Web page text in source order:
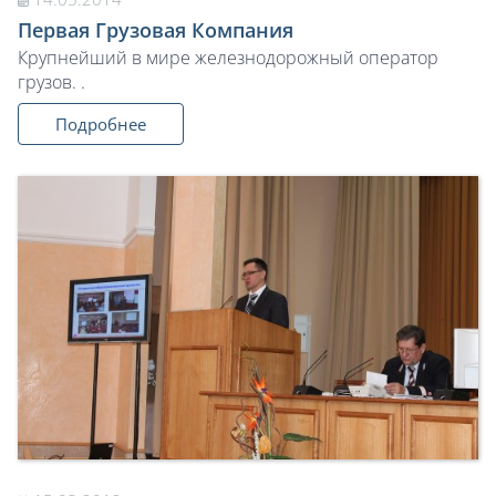
Первая Грузовая Компания
Крупнейший в мире железнодорожный оператор
грузов. .
Подробнее